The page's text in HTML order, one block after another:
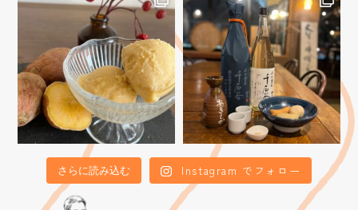
さらに読み込む Instagram でフォロー